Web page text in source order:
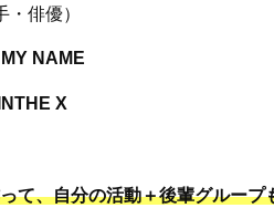
俳優）
NAME
X
て、自分の活動＋後輩グループ